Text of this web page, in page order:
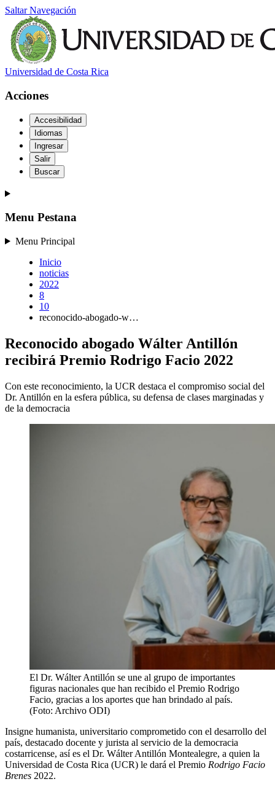
Saltar Navegación
Universidad de Costa Rica
Acciones
Accesibilidad
Idiomas
Ingresar
Salir
Buscar
Menu Pestana
Menu Principal
Inicio
noticias
2022
8
10
reconocido-abogado-w…
Reconocido abogado Wálter Antillón
recibirá Premio Rodrigo Facio 2022
Con este reconocimiento, la UCR destaca el compromiso social del
Dr. Antillón en la esfera pública, su defensa de clases marginadas y
de la democracia
El Dr. Wálter Antillón se une al grupo de importantes
figuras nacionales que han recibido el Premio Rodrigo
Facio, gracias a los aportes que han brindado al país.
(Foto: Archivo ODI)
Insigne humanista, universitario comprometido con el desarrollo del
país, destacado docente y jurista al servicio de la democracia
costarricense, así es el Dr. Wálter Antillón Montealegre, a quien la
Universidad de Costa Rica (UCR) le dará el Premio Rodrigo Facio
Brenes 2022.